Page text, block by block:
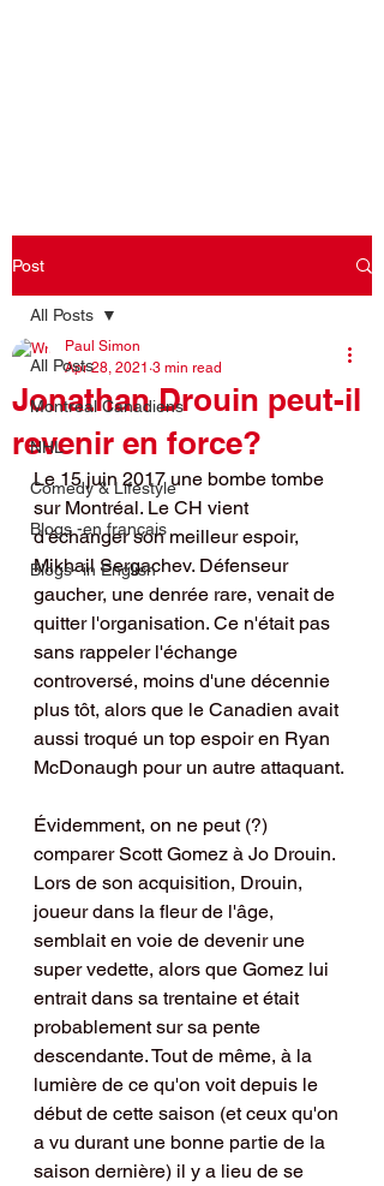
Post
All Posts
Montreal Canadiens
NHL
Comedy & Lifestyle
Blogs -en français
Blogs- in English
All Posts
Jonathan Drouin peut-il
revenir en force?
Paul Simon
Apr 28, 2021 3 min read
Le 15 juin 2017 une bombe tombe
sur Montréal. Le CH vient
d'échanger son meilleur espoir,
Mikhail Sergachev. Défenseur
gaucher, une denrée rare, venait de
quitter l'organisation. Ce n'était pas
sans rappeler l'échange
controversé, moins d'une décennie
plus tôt, alors que le Canadien avait
aussi troqué un top espoir en Ryan
McDonaugh pour un autre attaquant.
Évidemment, on ne peut (?)
comparer Scott Gomez à Jo Drouin.
Lors de son acquisition, Drouin,
joueur dans la fleur de l'âge,
semblait en voie de devenir une
super vedette, alors que Gomez lui
entrait dans sa trentaine et était
probablement sur sa pente
descendante. Tout de même, à la
lumière de ce qu'on voit depuis le
début de cette saison (et ceux qu'on
a vu durant une bonne partie de la
saison dernière) il y a lieu de se